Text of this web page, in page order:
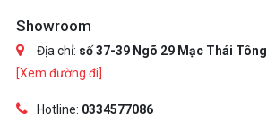
Showroom
Địa chỉ: số 37-39 Ngõ 29 Mạc Thái
[Xem đường đi]
Hotline: 0334577086